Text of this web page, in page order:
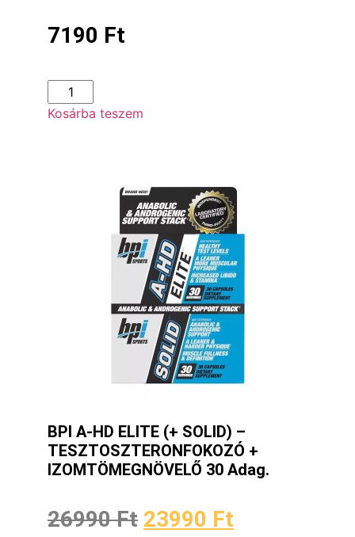
7190 Ft
Kosárba teszem
BPI A-HD ELITE (+ SOLID) –
TESZTOSZTERONFOKOZÓ +
IZOMTÖMEGNÖVELŐ 30 Adag.
26990Ft 23990 Ft